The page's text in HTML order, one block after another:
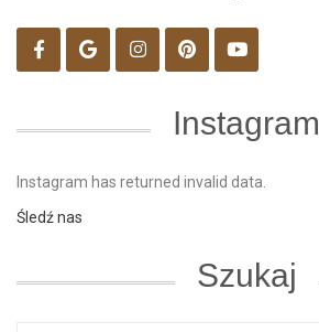
Instagram
Instagram has returned invalid data.
Śledź nas
Szukaj